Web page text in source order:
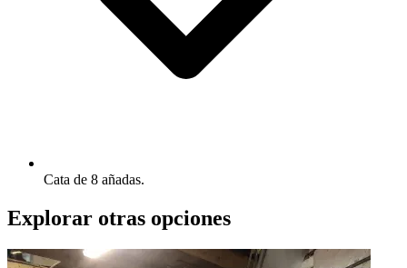
Cata de 8 añadas.
Explorar otras opciones